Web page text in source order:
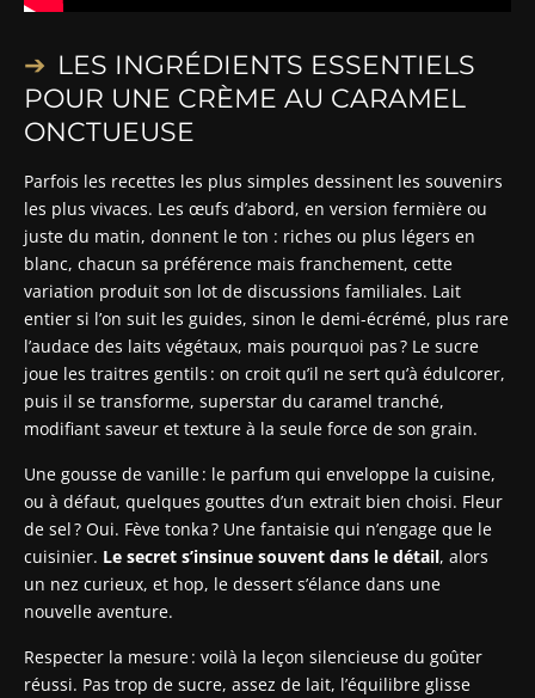
LES INGRÉDIENTS ESSENTIELS
POUR UNE CRÈME AU CARAMEL
ONCTUEUSE
Parfois les recettes les plus simples dessinent les souvenirs
les plus vivaces. Les œufs d’abord, en version fermière ou
juste du matin, donnent le ton : riches ou plus légers en
blanc, chacun sa préférence mais franchement, cette
variation produit son lot de discussions familiales. Lait
entier si l’on suit les guides, sinon le demi-écrémé, plus rare
l’audace des laits végétaux, mais pourquoi pas ? Le sucre
joue les traitres gentils : on croit qu’il ne sert qu’à édulcorer,
puis il se transforme, superstar du caramel tranché,
modifiant saveur et texture à la seule force de son grain.
Une gousse de vanille : le parfum qui enveloppe la cuisine,
ou à défaut, quelques gouttes d’un extrait bien choisi. Fleur
de sel ? Oui. Fève tonka ? Une fantaisie qui n’engage que le
cuisinier. Le secret s’insinue souvent dans le détail, alors
un nez curieux, et hop, le dessert s’élance dans une
nouvelle aventure.
Respecter la mesure : voilà la leçon silencieuse du goûter
réussi. Pas trop de sucre, assez de lait, l’équilibre glisse